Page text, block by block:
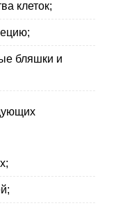
клеток;
бляшки и